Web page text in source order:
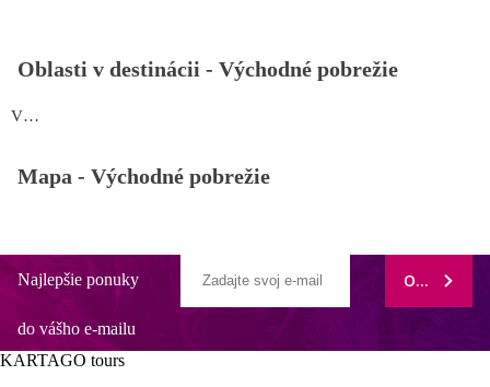
Oblasti v destinácii - Východné pobrežie
Východné pobrežie
Mapa - Východné pobrežie
Najlepšie ponuky
do vášho e-mailu
ODOBERAŤ
KARTAGO tours